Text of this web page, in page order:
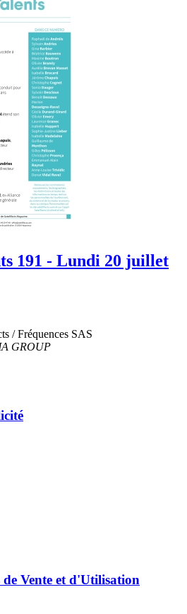
191 - Lundi 20 juillet
/ Fréquences SAS
GROUP
Vente et d'Utilisation